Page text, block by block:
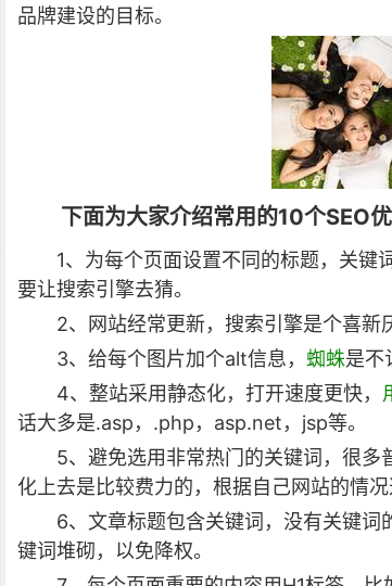
品牌建设的目标。
下面为大家介绍常用的10个SEO
1、为每个页面设置不同的标题，关键
要让搜索引擎去猜。
2、网站经常更新，搜索引擎是个喜新
3、给每个图片加个alt信息， 蜘蛛是不
4、整站采用静态化，打开速度更快，
话大多是.asp，.php，asp.net，jsp等。
5、避免选用非常热门的关键词，很
化上去是比较费力的，根据自己网站的情
6、文章标题包含关键词，没有关键
键词堆砌，以免降权。